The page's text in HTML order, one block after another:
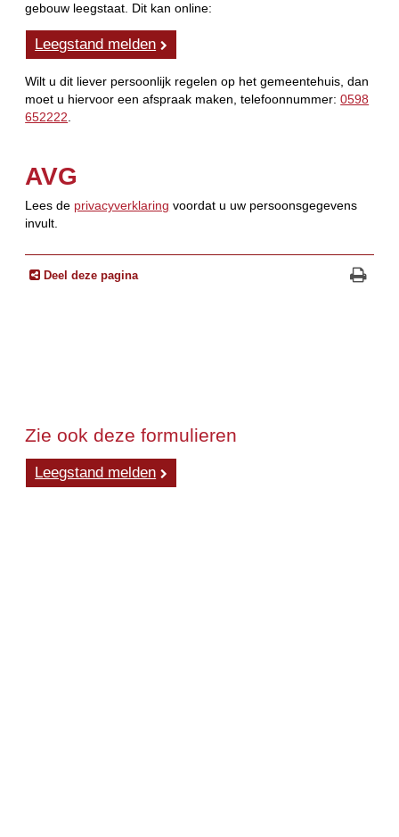
gebouw leegstaat. Dit kan online:
Leegstand melden
Wilt u dit liever persoonlijk regelen op het gemeentehuis, dan
moet u hiervoor een afspraak maken, telefoonnummer:0598
652222
AVG
Lees de privacyverklaring voordat u uw persoonsgegevens
invult.
Deel deze pagina
Zie ook deze formulieren
Leegstand melden